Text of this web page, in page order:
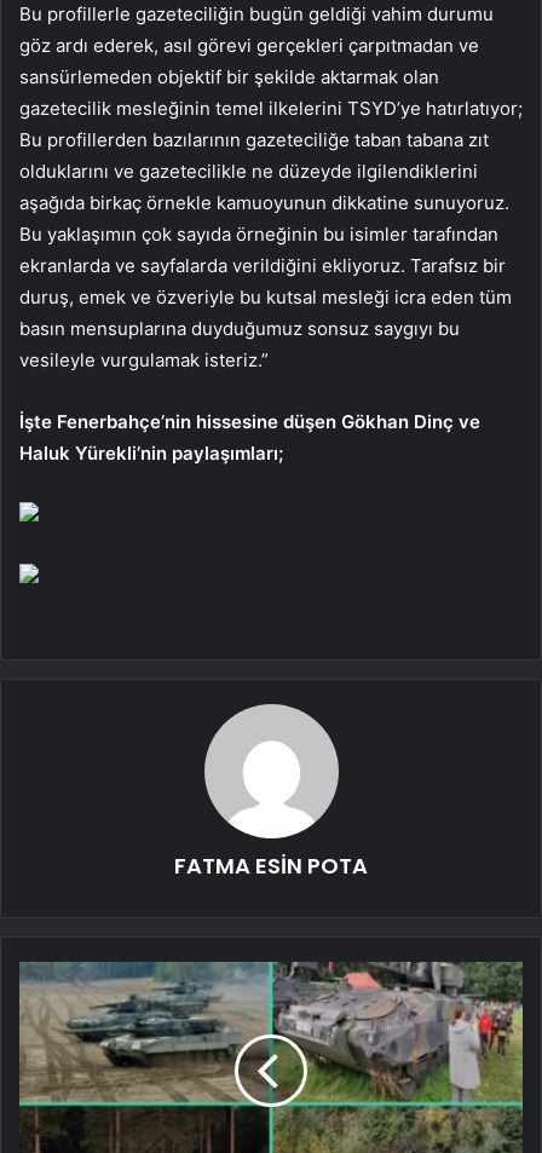
Bu profillerle gazeteciliğin bugün geldiği vahim durumu
göz ardı ederek, asıl görevi gerçekleri çarpıtmadan ve
sansürlemeden objektif bir şekilde aktarmak olan
gazetecilik mesleğinin temel ilkelerini TSYD’ye hatırlatıyor;
Bu profillerden bazılarının gazeteciliğe taban tabana zıt
olduklarını ve gazetecilikle ne düzeyde ilgilendiklerini
aşağıda birkaç örnekle kamuoyunun dikkatine sunuyoruz.
Bu yaklaşımın çok sayıda örneğinin bu isimler tarafından
ekranlarda ve sayfalarda verildiğini ekliyoruz. Tarafsız bir
duruş, emek ve özveriyle bu kutsal mesleği icra eden tüm
basın mensuplarına duyduğumuz sonsuz saygıyı bu
vesileyle vurgulamak isteriz.”
İşte Fenerbahçe’nin hissesine düşen Gökhan Dinç ve
Haluk Yürekli’nin paylaşımları;
FATMA ESİN POTA